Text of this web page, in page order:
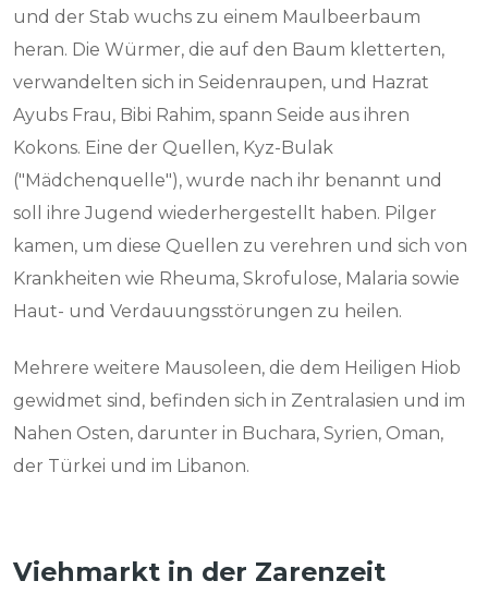
und der Stab wuchs zu einem Maulbeerbaum
heran. Die Würmer, die auf den Baum kletterten,
verwandelten sich in Seidenraupen, und Hazrat
Ayubs Frau, Bibi Rahim, spann Seide aus ihren
Kokons. Eine der Quellen, Kyz-Bulak
("Mädchenquelle"), wurde nach ihr benannt und
soll ihre Jugend wiederhergestellt haben. Pilger
kamen, um diese Quellen zu verehren und sich von
Krankheiten wie Rheuma, Skrofulose, Malaria sowie
Haut- und Verdauungsstörungen zu heilen.
Mehrere weitere Mausoleen, die dem Heiligen Hiob
gewidmet sind, befinden sich in Zentralasien und im
Nahen Osten, darunter in Buchara, Syrien, Oman,
der Türkei und im Libanon.
Viehmarkt in der Zarenzeit